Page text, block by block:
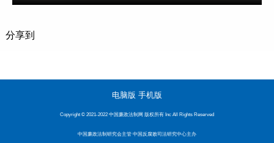
分享到
电脑版 手机版
Copyright © 2021-2022 中国廉政法制网 版权所有 Inc All Rights Reserved
中国廉政法制研究会主管 中国反腐败司法研究中心主办